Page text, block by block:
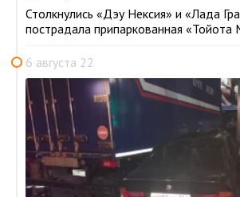
Столкнулись «Дэу Нексия» и «Лада
пострадала припаркованная «Тойота
6 августа 22